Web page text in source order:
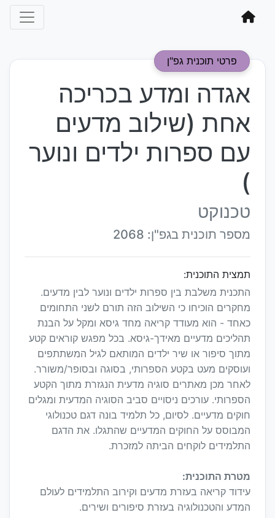
פרטי תוכנית גפ"ן
אגדה ומדע בכריכה
אחת (שילוב מדעים
עם ספרות ילדים ונוער
)
טכנוקט
מספר תוכנית בגפ"ן: 2068
תמצית התוכנית:
התכנית משלבת בין ספרות ילדים ונוער לבין מדעים.
מחקרים הוכיחו כי השילוב הזה תורם לשני התחומים
כאחד - הוא מעודד קריאה מחד גיסא ומקל על הבנת
תהליכים מדעיים מאידך-גיסא. בכל מפגש קוראים קטע
מתוך סיפור או שיר ילדים המותאם לגיל המשתתפים
ועוסקים מעט בקטע הספרותי, בסוגה ובסופר/משורר.
לאחר מכן מאתרים סוגיה מדעית הנגזרת מתוך הקטע
הספרותי. עורכים ניסויים סביב הסוגיה המדעית ומגלים
חוקים מדעיים. לסיום, כל תלמיד בונה דגם טכנולוגי
המבוסס על החוקים המדעיים שהתגלו. את הדגם
התלמידים לוקחים הביתה למזכרת.
מטרת התוכנית:
עידוד קריאה בעזרת מדעים וקירוב התלמידים לעולם
המדע והטכנולוגיה בעזרת סיפורים ושירים.